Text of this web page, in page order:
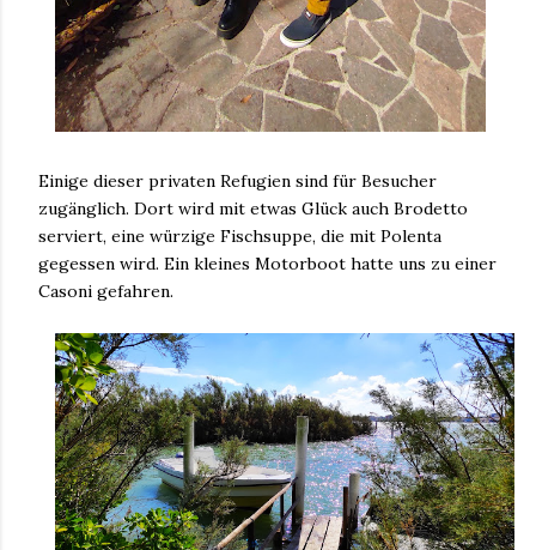
Einige dieser privaten Refugien sind für Besucher
zugänglich. Dort wird mit etwas Glück auch Brodetto
serviert, eine würzige Fischsuppe, die mit Polenta
gegessen wird. Ein kleines Motorboot hatte uns zu einer
Casoni gefahren.